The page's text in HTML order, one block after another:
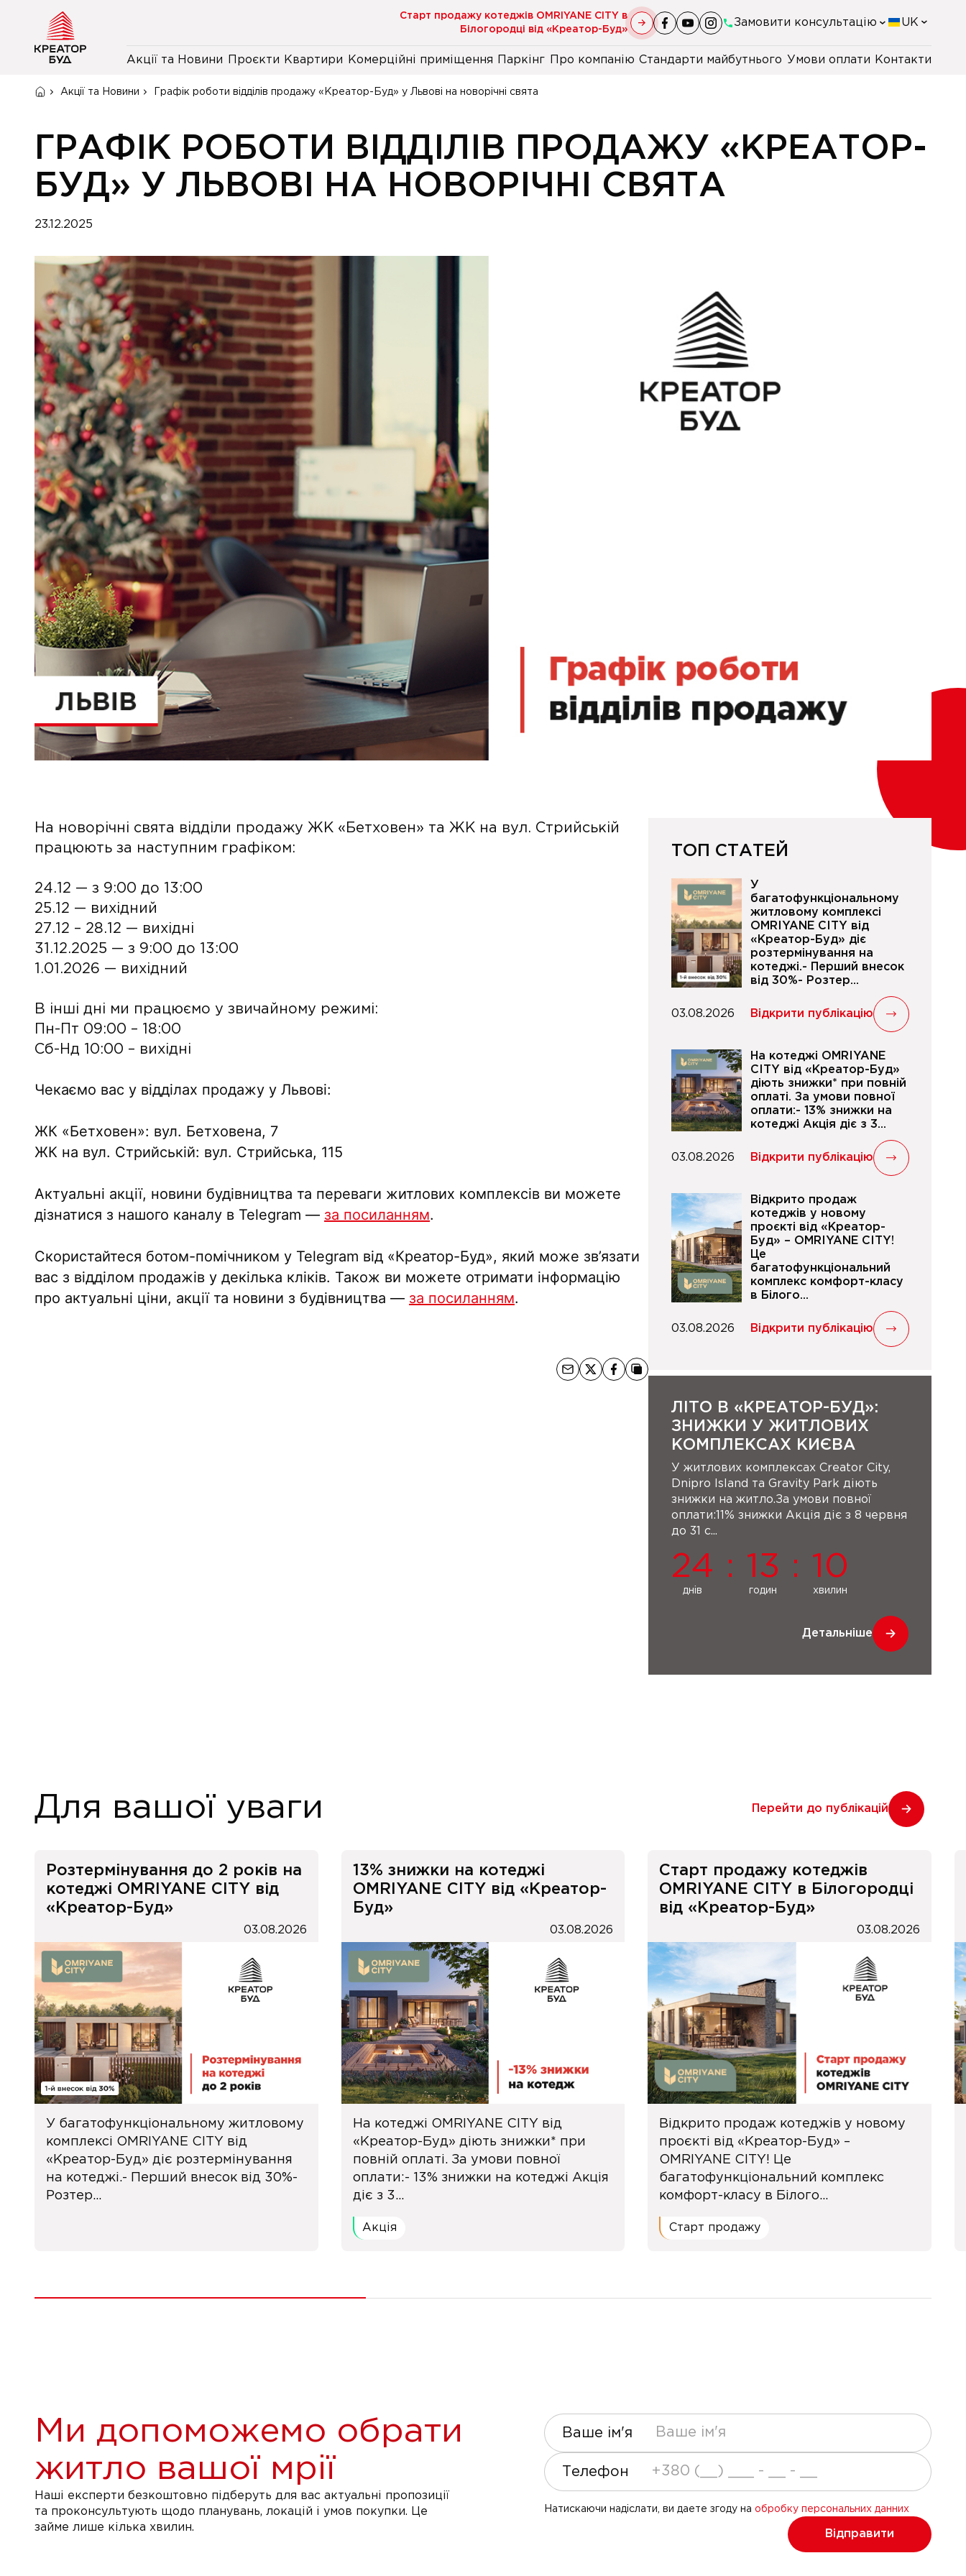
Старт продажу котеджів OMRIYANE CITY в
Білогородці від «Креатор-Буд»
Замовити консультацію UK
Акції та Новини Проєкти Квартири Комерційні приміщення Паркінг Про компанію Стандарти майбутнього Умови оплати Контакти
Акції та Новини Графік роботи відділів продажу «Креатор-Буд» у Львові на новорічні свята
ГРАФІК РОБОТИ ВІДДІЛІВ ПРОДАЖУ «КРЕАТОР-
БУД» У ЛЬВОВІ НА НОВОРІЧНІ СВЯТА
23.12.2025
На новорічні свята відділи продажу ЖК «Бетховен» та ЖК на вул. Стрийській
працюють за наступним графіком:
24.12 — з 9:00 до 13:00
25.12 — вихідний
27.12 – 28.12 — вихідні
31.12.2025 — з 9:00 до 13:00
1.01.2026 — вихідний
В інші дні ми працюємо у звичайному режимі:
Пн-Пт 09:00 – 18:00
Сб-Нд 10:00 – вихідні
Чекаємо вас у відділах продажу у Львові:
ЖК «Бетховен»: вул. Бетховена, 7
ЖК на вул. Стрийській: вул. Стрийська, 115
Актуальні акції, новини будівництва та переваги житлових комплексів ви можете
дізнатися з нашого каналу в Telegram — за посиланням.
Скористайтеся ботом-помічником у Telegram від «Креатор-Буд», який може зв’язати
вас з відділом продажів у декілька кліків. Також ви можете отримати інформацію
про актуальні ціни, акції та новини з будівництва — за посиланням.
ТОП СТАТЕЙ
У
багатофункціональному
житловому комплексі
OMRIYANE CITY від
«Креатор-Буд» діє
розтермінування на
котеджі.- Перший внесок
від 30%- Розтер...
03.08.2026 Відкрити публікацію
На котеджі OMRIYANE
CITY від «Креатор-Буд»
діють знижки* при повній
оплаті. За умови повної
оплати:- 13% знижки на
котеджі Акція діє з 3...
03.08.2026 Відкрити публікацію
Відкрито продаж
котеджів у новому
проєкті від «Креатор-
Буд» – OMRIYANE CITY!
Це
багатофункціональний
комплекс комфорт-класу
в Білого...
03.08.2026 Відкрити публікацію
ЛІТО В «КРЕАТОР-БУД»:
ЗНИЖКИ У ЖИТЛОВИХ
КОМПЛЕКСАХ КИЄВА
У житлових комплексах Creator City,
Dnipro Island та Gravity Park діють
знижки на житло.За умови повної
оплати:11% знижки Акція діє з 8 червня
до 31 с...
24
днів
: 13
годин
: 10
хвилин
Детальніше
Для вашої уваги Перейти до публікацій
Розтермінування до 2 років на
котеджі OMRIYANE CITY від
«Креатор-Буд»
03.08.2026
У багатофункціональному житловому
комплексі OMRIYANE CITY від
«Креатор-Буд» діє розтермінування
на котеджі.- Перший внесок від 30%-
Розтер...
13% знижки на котеджі
OMRIYANE CITY від «Креатор-
Буд»
03.08.2026
На котеджі OMRIYANE CITY від
«Креатор-Буд» діють знижки* при
повній оплаті. За умови повної
оплати:- 13% знижки на котеджі Акція
діє з 3...
Акція
Старт продажу котеджів
OMRIYANE CITY в Білогородці
від «Креатор-Буд»
03.08.2026
Відкрито продаж котеджів у новому
проєкті від «Креатор-Буд» –
OMRIYANE CITY! Це
багатофункціональний комплекс
комфорт-класу в Білого...
Старт продажу
Ми допоможемо обрати
житло вашої мрії
Наші експерти безкоштовно підберуть для вас актуальні пропозиції
та проконсультують щодо планувань, локацій і умов покупки. Це
займе лише кілька хвилин.
Ваше ім'я
Телефон
Натискаючи надіслати, ви даете згоду на обробку персональних данних
Відправити